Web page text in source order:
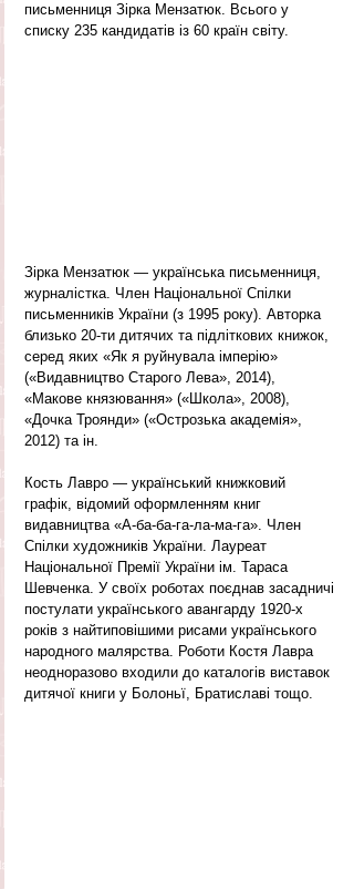
письменниця Зірка Мензатюк. Всього у
списку 235 кандидатів із 60 країн світу.
Зірка Мензатюк — українська письменниця,
журналістка. Член Національної Спілки
письменників України (з 1995 року). Авторка
близько 20-ти дитячих та підліткових книжок,
серед яких «Як я руйнувала імперію»
(«Видавництво Старого Лева», 2014),
«Макове князювання» («Школа», 2008),
«Дочка Троянди» («Острозька академія»,
2012) та ін.
Кость Лавро — український книжковий
графік, відомий оформленням книг
видавництва «А-ба-ба-га-ла-ма-га». Член
Спілки художників України. Лауреат
Національної Премії України ім. Тараса
Шевченка. У своїх роботах поєднав засадничі
постулати українського авангарду 1920-х
років з найтиповішими рисами українського
народного малярства. Роботи Костя Лавра
неодноразово входили до каталогів виставок
дитячої книги у Болоньї, Братиславі тощо.